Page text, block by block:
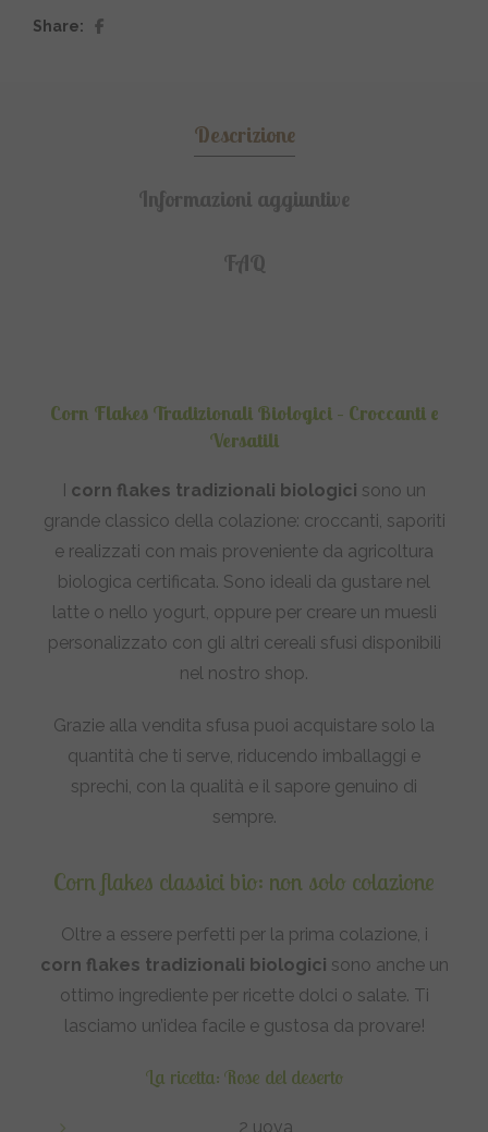
Share
Descrizione
Informazioni aggiuntive
FAQ
Corn Flakes Tradizionali Biologici – Croccanti e
Versatili
I corn flakes tradizionali biologici sono un
grande classico della colazione: croccanti, saporiti
e realizzati con mais proveniente da agricoltura
biologica certificata. Sono ideali da gustare nel
latte o nello yogurt, oppure per creare un muesli
personalizzato con gli altri cereali sfusi disponibili
nel nostro shop.
Grazie alla vendita sfusa puoi acquistare solo la
quantità che ti serve, riducendo imballaggi e
sprechi, con la qualità e il sapore genuino di
sempre.
Corn flakes classici bio: non solo colazione
Oltre a essere perfetti per la prima colazione, i
corn flakes tradizionali biologici sono anche un
ottimo ingrediente per ricette dolci o salate. Ti
lasciamo un’idea facile e gustosa da provare!
La ricetta: Rose del deserto
2 uova